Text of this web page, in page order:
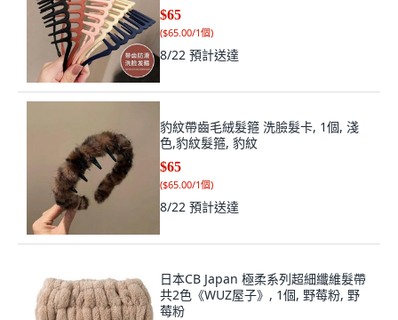
$65
($65.00/1個)
8/22 預計送達
豹紋帶齒毛絨髮箍 洗臉髮卡, 1個, 淺
色,豹紋髮箍, 豹紋
$65
($65.00/1個)
8/22 預計送達
日本CB Japan 極柔系列超細纖維髮帶
共2色《WUZ屋子》, 1個, 野莓粉, 野
莓粉